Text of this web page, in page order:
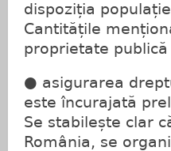
dispoziția
Cantitățile
proprietate
● asigurarea
este încurajată
Se stabilește clar
România, se